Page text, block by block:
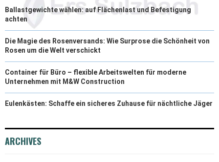
Ballastgewichte wählen: auf Flächenlast und Befestigung
achten
Die Magie des Rosenversands: Wie Surprose die Schönheit von
Rosen um die Welt verschickt
Container für Büro – flexible Arbeitswelten für moderne
Unternehmen mit M&W Construction
Eulenkästen: Schaffe ein sicheres Zuhause für nächtliche Jäger
ARCHIVES